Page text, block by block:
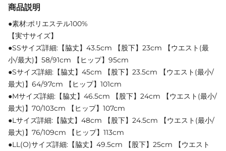
商品説明
●素材:ポリエステル100%
【実寸サイズ】
●SSサイズ詳細:【脇丈】43.5cm 【股下】23cm 【ウエスト(最
小/最大)】58/91cm 【ヒップ】95cm
●Sサイズ詳細:【脇丈】45cm 【股下】23.5cm 【ウエスト(最小/
最大)】64/97cm 【ヒップ】101cm
●Mサイズ詳細:【脇丈】46.5cm 【股下】24cm 【ウエスト(最小/
最大)】70/103cm 【ヒップ】107cm
●Lサイズ詳細:【脇丈】48cm 【股下】24.5cm 【ウエスト(最小/
最大)】76/109cm 【ヒップ】113cm
●LL(O)サイズ詳細:【脇丈】49.5cm 【股下】25cm 【ウエスト